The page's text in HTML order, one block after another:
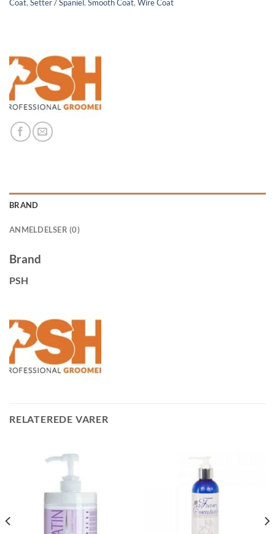
Coat, Setter / Spaniel, Smooth Coat, Wire Coat
BRAND
ANMELDELSER (0)
Brand
PSH
RELATEREDE VARER